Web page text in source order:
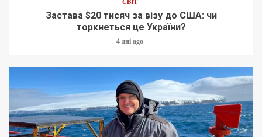
СВІТ
Застава $20 тисяч за візу до США: чи
торкнеться це України?
4 дні ago